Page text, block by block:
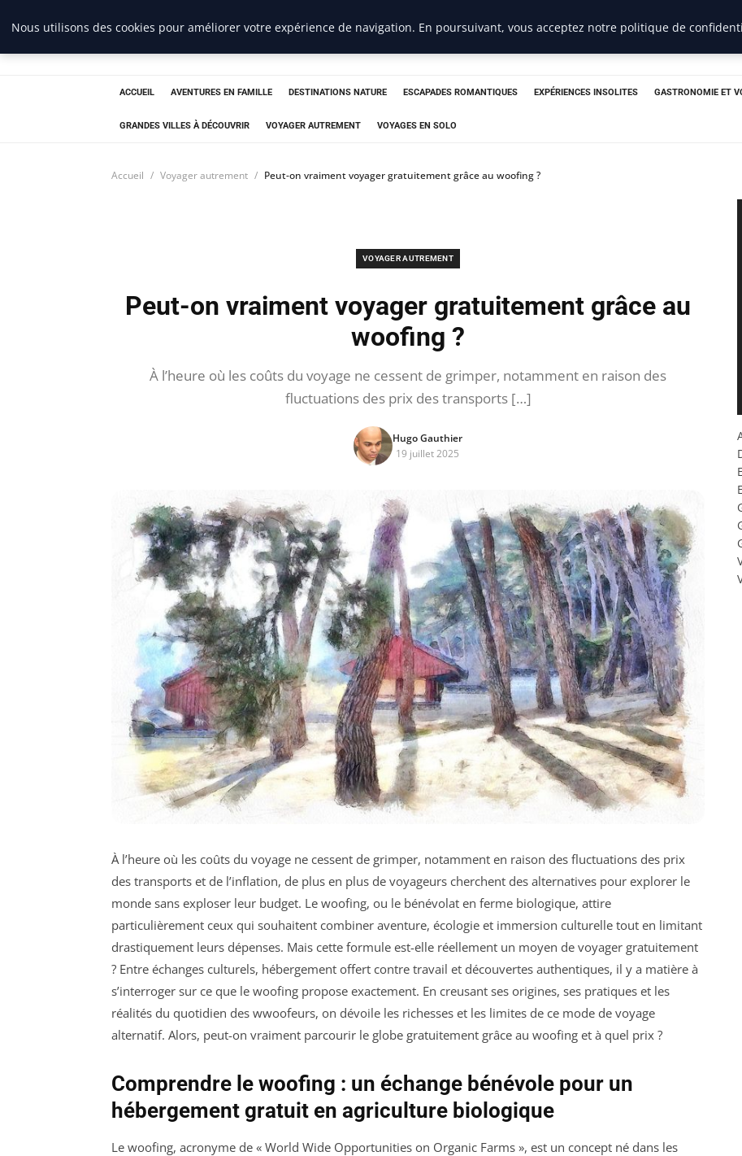
France Evasion
ACCUEIL AVENTURES EN FAMILLE DESTINATIONS NATURE ESCAPADES ROMANTIQUES EXPÉRIENCES INSOLITES GASTRONOMIE ET
GRANDES VILLES À DÉCOUVRIR VOYAGER AUTREMENT VOYAGES EN SOLO
Accueil Voyager autrement Peut-on vraiment voyager gratuitement grâce au woofing ?
VOYAGER AUTREMENT
Peut-on vraiment voyager gratuitement grâce au
woofing ?
À l’heure où les coûts du voyage ne cessent de grimper, notamment en raison des
fluctuations des prix des transports […]
Hugo Gauthier
19 juillet 2025
À l’heure où les coûts du voyage ne cessent de grimper, notamment en raison des fluctuations des prix
des transports et de l’inflation, de plus en plus de voyageurs cherchent des alternatives pour explorer le
monde sans exploser leur budget. Le woofing, ou le bénévolat en ferme biologique, attire
particulièrement ceux qui souhaitent combiner aventure, écologie et immersion culturelle tout en limitant
drastiquement leurs dépenses. Mais cette formule est-elle réellement un moyen de voyager gratuitement
? Entre échanges culturels, hébergement offert contre travail et découvertes authentiques, il y a matière à
s’interroger sur ce que le woofing propose exactement. En creusant ses origines, ses pratiques et les
réalités du quotidien des wwoofeurs, on dévoile les richesses et les limites de ce mode de voyage
alternatif. Alors, peut-on vraiment parcourir le globe gratuitement grâce au woofing et à quel prix ?
Comprendre le woofing : un échange bénévole pour un
hébergement gratuit en agriculture biologique
Le woofing, acronyme de « World Wide Opportunities on Organic Farms », est un concept né dans les
Nous utilisons des cookies pour améliorer votre expérience de navigation. En poursuivant, vous acceptez notre politique de